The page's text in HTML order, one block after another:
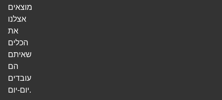
מוצאים
אצלנו
את
הכלים
שאיתם
הם
עובדים
יום-יום.